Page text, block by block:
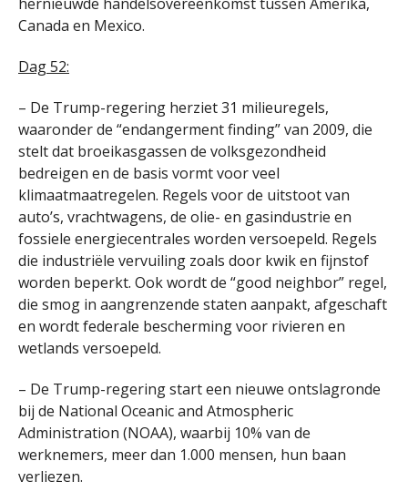
hernieuwde handelsovereenkomst tussen Amerika,
Canada en Mexico.
Dag 52:
– De Trump-regering herziet 31 milieuregels,
waaronder de “endangerment finding” van 2009, die
stelt dat broeikasgassen de volksgezondheid
bedreigen en de basis vormt voor veel
klimaatmaatregelen. Regels voor de uitstoot van
auto’s, vrachtwagens, de olie- en gasindustrie en
fossiele energiecentrales worden versoepeld. Regels
die industriële vervuiling zoals door kwik en fijnstof
worden beperkt. Ook wordt de “good neighbor” regel,
die smog in aangrenzende staten aanpakt, afgeschaft
en wordt federale bescherming voor rivieren en
wetlands versoepeld.
– De Trump-regering start een nieuwe ontslagronde
bij de National Oceanic and Atmospheric
Administration (NOAA), waarbij 10% van de
werknemers, meer dan 1.000 mensen, hun baan
verliezen.